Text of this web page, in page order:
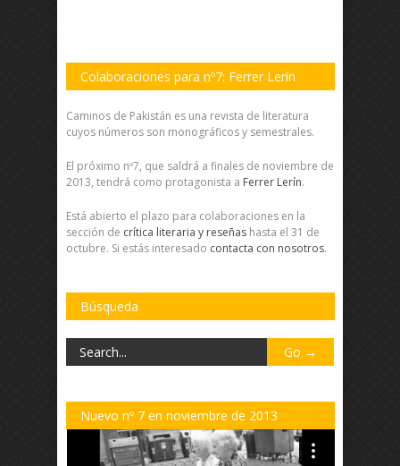
Colaboraciones para nº7: Ferrer Lerín
Caminos de Pakistán es una revista de literatura
cuyos números son monográficos y semestrales.
El próximo nº7, que saldrá a finales de noviembre de
2013, tendrá como protagonista a Ferrer Lerín.
Está abierto el plazo para colaboraciones en la
sección de crítica literaria y reseñas hasta el 31 de
octubre. Si estás interesado contacta con nosotros.
Búsqueda
Nuevo nº 7 en noviembre de 2013